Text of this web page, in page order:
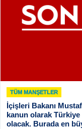
TÜM MANŞETLER
İçişleri Bakanı
kanun olarak
olacak. Burada en